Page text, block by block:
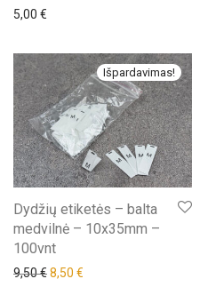
5,00 €
Išpardavimas!
Dydžių etiketės – balta
medvilnė – 10x35mm –
100vnt
9,50€8,50 €